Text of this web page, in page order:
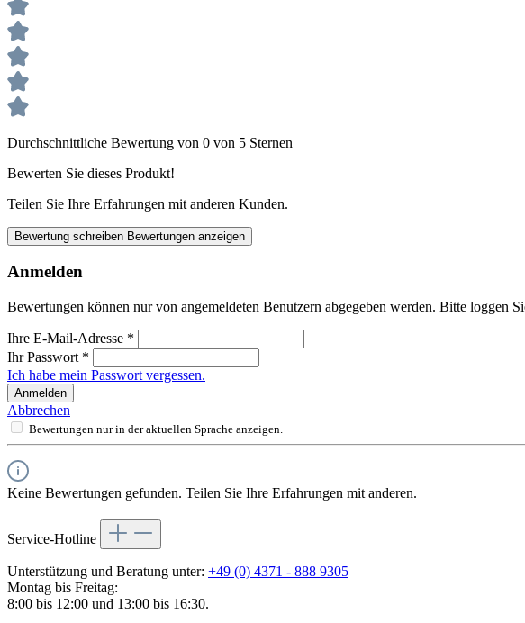
Durchschnittliche Bewertung von 0 von 5 Sternen
Bewerten Sie dieses Produkt!
Teilen Sie Ihre Erfahrungen mit anderen Kunden.
Bewertung schreiben Bewertungen anzeigen
Anmelden
Bewertungen können nur von angemeldeten Benutzern abgegeben werden. Bitte loggen
Ihre E-Mail-Adresse *
Ihr Passwort *
Ich habe mein Passwort vergessen.
Anmelden
Abbrechen
Bewertungen nur in der aktuellen Sprache anzeigen.
Keine Bewertungen gefunden. Teilen Sie Ihre Erfahrungen mit anderen.
Service-Hotline
Unterstützung und Beratung unter: +49 (0) 4371 - 888 9305
Montag bis Freitag:
8:00 bis 12:00 und 13:00 bis 16:30.